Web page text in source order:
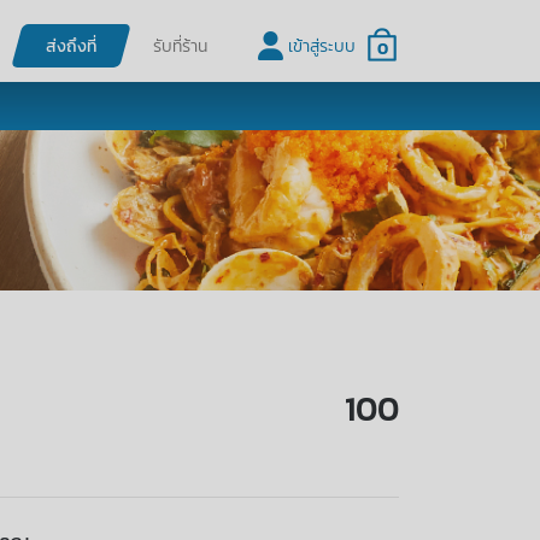
เข้าสู่ระบบ 0
ส่งถึงที่ รับที่ร้าน
100